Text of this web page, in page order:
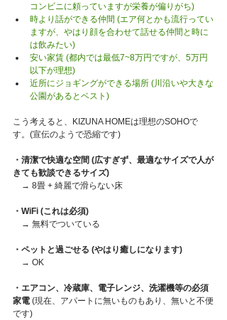
コンビニに頼っていますが栄養が偏りがち)
時より話ができる仲間 (エア何とかも流行ってい
ますが、やはり顔を合わせて話せる仲間と時に
は飲みたい)
安い家賃 (都内では最低7~8万円ですが、5万円
以下が理想)
近所にジョギングができる場所 (川沿いや大きな
公園があるとベスト)
こう考えると、KIZUNA HOMEは理想のSOHOで
す。(宣伝のようで恐縮です)
・清潔で快適な空間 (広すぎず、最適なサイズで人が
きても歓談できるサイズ)
    → 8畳 + 綺麗で滑らない床
・WiFi (これは必須)
    → 無料でついている
・ペットと過ごせる (やはり癒しになります)
    → OK
・エアコン、冷蔵庫、電子レンジ、洗濯機等の必須
家電 (現在、アパートに無いものもあり、無いと不便
です)